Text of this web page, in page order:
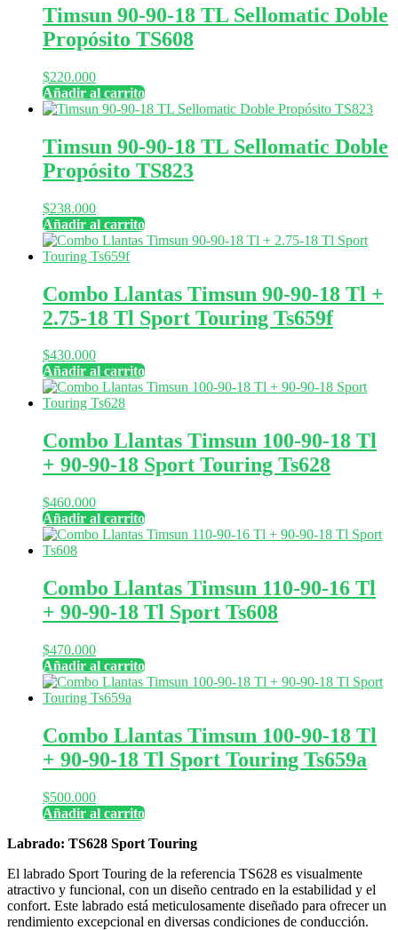
Timsun 90-90-18 TL Sellomatic Doble
Propósito TS608
$220.000
Añadir al carrito
Timsun 90-90-18 TL Sellomatic Doble
Propósito TS823
$238.000
Añadir al carrito
Combo Llantas Timsun 90-90-18 Tl +
2.75-18 Tl Sport Touring Ts659f
$430.000
Añadir al carrito
Combo Llantas Timsun 100-90-18 Tl
+ 90-90-18 Sport Touring Ts628
$460.000
Añadir al carrito
Combo Llantas Timsun 110-90-16 Tl
+ 90-90-18 Tl Sport Ts608
$470.000
Añadir al carrito
Combo Llantas Timsun 100-90-18 Tl
+ 90-90-18 Tl Sport Touring Ts659a
$500.000
Añadir al carrito
Labrado: TS628 Sport Touring
El labrado Sport Touring de la referencia TS628 es visualmente
atractivo y funcional, con un diseño centrado en la estabilidad y el
confort. Este labrado está meticulosamente diseñado para ofrecer un
rendimiento excepcional en diversas condiciones de conducción.